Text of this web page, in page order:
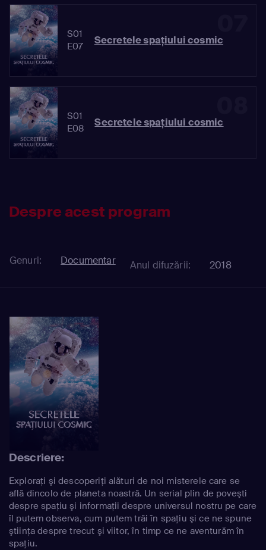
S01
E07
Secretele spaţiului cosmic
S01
E08
Secretele spaţiului cosmic
Despre acest program
Genuri: Documentar Anul difuzării: 2018
Descriere:
Exploraţi şi descoperiţi alături de noi misterele care se
află dincolo de planeta noastră. Un serial plin de poveşti
despre spaţiu şi informaţii despre universul nostru pe care
îl putem observa, cum putem trăi în spaţiu şi ce ne spune
ştiinţa despre trecut şi viitor, în timp ce ne aventurăm în
spaţiu.